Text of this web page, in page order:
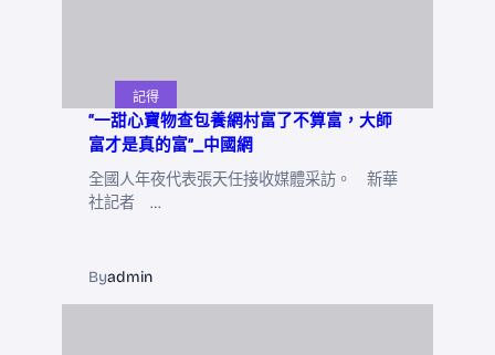
記得
“一甜心寶物查包養網村富了不算富，大師
富才是真的富”_中國網
全國人年夜代表張天任接收媒體采訪。 新華
社記者 …
Byadmin